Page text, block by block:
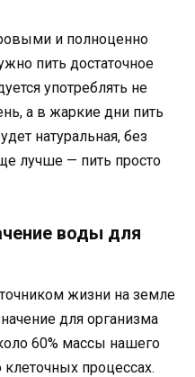
и полноценно
пить достаточное
употреблять не
а в жаркие дни пить
натуральная, без
лучше — пить просто
воды для
жизни на земле
для организма
60% массы нашего
клеточных процессах.